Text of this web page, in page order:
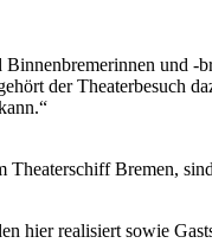
und
der Theaterbesuch
Theaterschiff Bremen,
hier realisiert sowie